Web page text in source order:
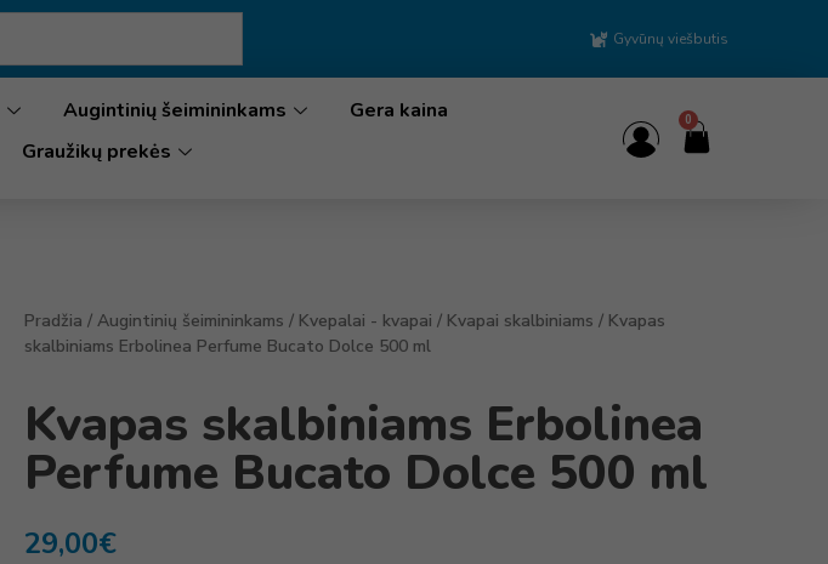
Gyvūnų viešbutis
Augintinių šeimininkams
Gera kaina
Graužikų prekės
0
Pradžia / Augintinių šeimininkams / Kvepalai - kvapai / Kvapai skalbiniams / Kvapas
skalbiniams Erbolinea Perfume Bucato Dolce 500 ml
Kvapas skalbiniams Erbolinea
Perfume Bucato Dolce 500 ml
29,00€